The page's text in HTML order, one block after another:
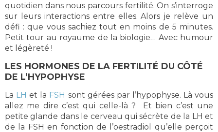
quotidien dans nous parcours fertilité. On s’interroge
sur leurs interactions entre elles. Alors je relève un
défi : que vous sachiez tout en moins de 5 minutes.
Petit tour au royaume de la biologie… Avec humour
et légèreté !
LES HORMONES DE LA FERTILITÉ DU CÔTÉ
DE L’HYPOPHYSE
La LHet la FSH sont gérées par l’hypophyse. Là vous
allez me dire c’est qui celle-là ? Et bien c’est une
petite glande dans le cerveau qui sécrète de la LH et
de la FSH en fonction de l’oestradiol qu’elle perçoit